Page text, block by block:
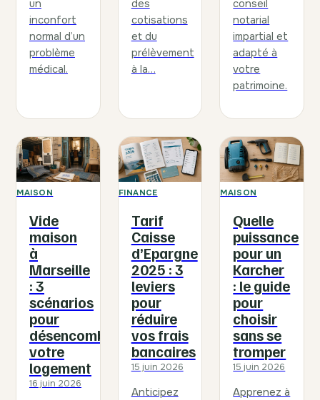
un
inconfort
normal d’un
problème
médical.
des
cotisations
et du
prélèvement
à la…
conseil
notarial
impartial et
adapté à
votre
patrimoine.
MAISON
Vide
maison
à
Marseille
: 3
scénarios
pour
désencombrer
votre
logement
16 juin 2026
FINANCE
Tarif
Caisse
d’Epargne
2025 : 3
leviers
pour
réduire
vos frais
bancaires
15 juin 2026
Anticipez
MAISON
Quelle
puissance
pour un
Karcher
: le guide
pour
choisir
sans se
tromper
15 juin 2026
Apprenez à